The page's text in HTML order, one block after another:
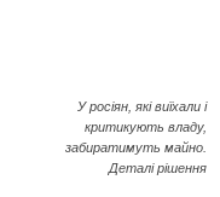
У росіян, які виїхали і
критикують владу,
забиратимуть майно.
Деталі рішення